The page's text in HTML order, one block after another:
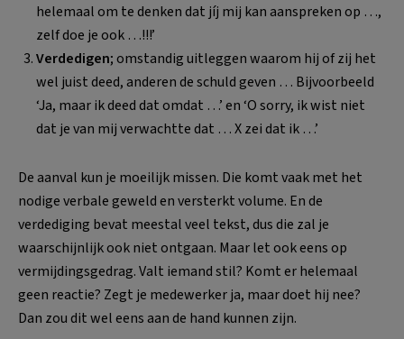
helemaal om te denken dat jíj mij kan aanspreken op …,
zelf doe je ook …!!!’
Verdedigen; omstandig uitleggen waarom hij of zij het
wel juist deed, anderen de schuld geven … Bijvoorbeeld
‘Ja, maar ik deed dat omdat …’ en ‘O sorry, ik wist niet
dat je van mij verwachtte dat … X zei dat ik …’
De aanval kun je moeilijk missen. Die komt vaak met het
nodige verbale geweld en versterkt volume. En de
verdediging bevat meestal veel tekst, dus die zal je
waarschijnlijk ook niet ontgaan. Maar let ook eens op
vermijdingsgedrag. Valt iemand stil? Komt er helemaal
geen reactie? Zegt je medewerker ja, maar doet hij nee?
Dan zou dit wel eens aan de hand kunnen zijn.